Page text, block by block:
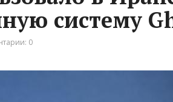
систему
0